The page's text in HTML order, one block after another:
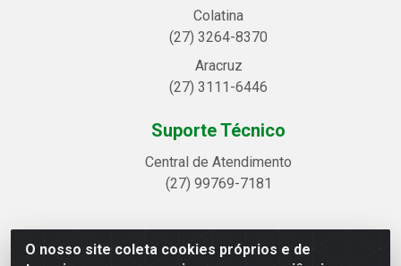
O nosso site coleta cookies próprios e de
Colatina
(27) 3264-8370
Aracruz
(27) 3111-6446
Suporte Técnico
Central de Atendimento
(27) 99769-7181
Linhavix Distribuidora LTDA - Avenida Alegre, 2521 -